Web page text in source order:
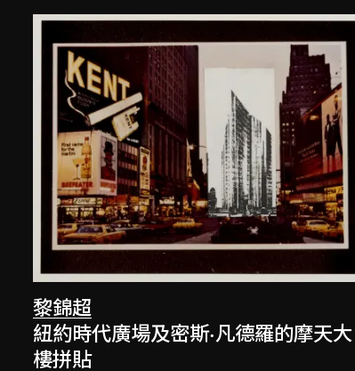
黎錦超
紐約時代廣場及密斯·凡德羅的摩天大
樓拼貼